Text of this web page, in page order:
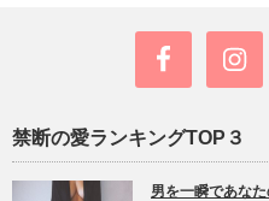
禁断の愛ランキングTOP３
男を一瞬であな